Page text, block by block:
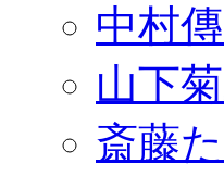
中村
山下
斎藤